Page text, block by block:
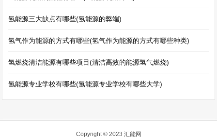
氢能源三大缺点有哪些(氢能源的弊端)
氢气作为能源的方式有哪些(氢气作为能源的方式有哪些种类)
氢燃烧清洁能源有哪些项目(清洁高效的能源氢气燃烧)
氢能源专业学校有哪些(氢能源专业学校有哪些大学)
Copyright © 2023 汇能网